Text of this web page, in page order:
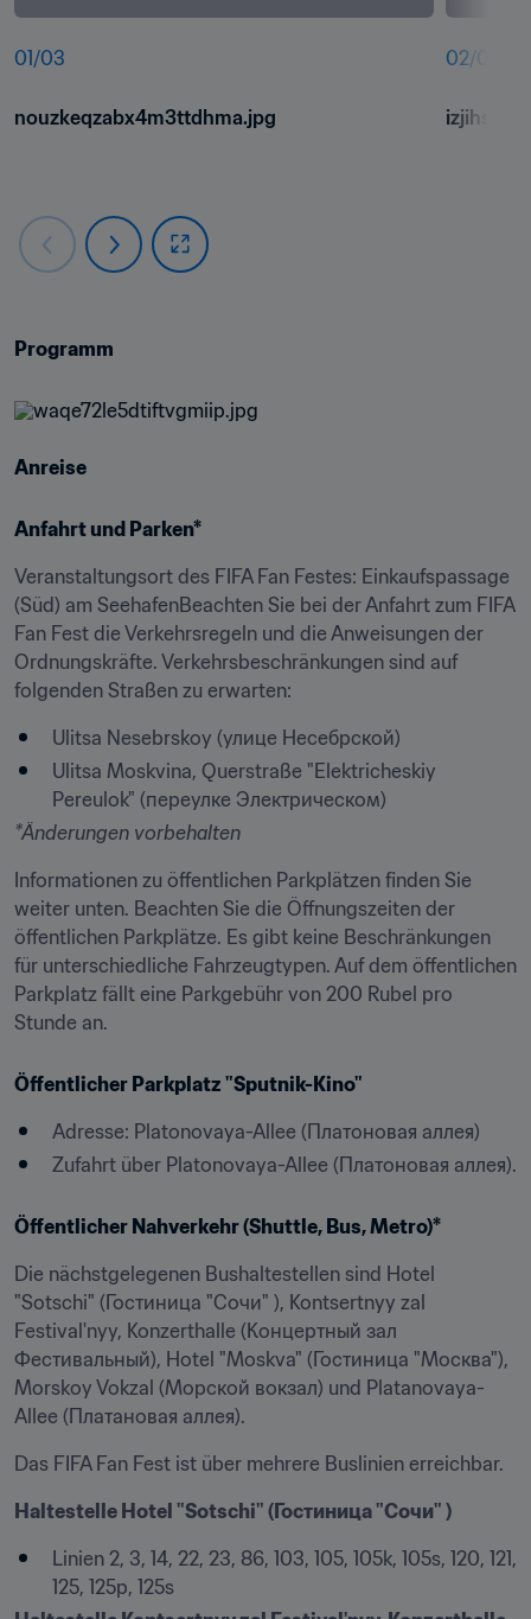
01 /03
nouzkeqzabx4m3ttdhma.jpg
02/03
Programm
Anreise
Anfahrt und Parken*
Veranstaltungsort des FIFA Fan Festes: Einkaufspassage
(Süd) am SeehafenBeachten Sie bei der Anfahrt zum FIFA
Fan Fest die Verkehrsregeln und die Anweisungen der
Ordnungskräfte. Verkehrsbeschränkungen sind auf
folgenden Straßen zu erwarten:
Ulitsa Nesebrskoy (улице Несебрской)
Ulitsa Moskvina, Querstraße "Elektricheskiy
Pereulok" (переулке Электрическом)
*Änderungen vorbehalten
Informationen zu öffentlichen Parkplätzen finden Sie
weiter unten. Beachten Sie die Öffnungszeiten der
öffentlichen Parkplätze. Es gibt keine Beschränkungen
für unterschiedliche Fahrzeugtypen. Auf dem öffentlichen
Parkplatz fällt eine Parkgebühr von 200 Rubel pro
Stunde an.
Öffentlicher Parkplatz "Sputnik-Kino"
Adresse: Platonovaya-Allee (Платоновая аллея)
Zufahrt über Platonovaya-Allee (Платоновая аллея).
Öffentlicher Nahverkehr (Shuttle, Bus, Metro)*
Die nächstgelegenen Bushaltestellen sind Hotel
"Sotschi" (Гостиница "Сочи" ), Kontsertnyy zal
Festival'nyy, Konzerthalle (Концертный зал
Фестивальный), Hotel "Moskva" (Гостиница "Москва"),
Morskoy Vokzal (Морской вокзал) und Platanovaya-
Allee (Платановая аллея).
Das FIFA Fan Fest ist über mehrere Buslinien erreichbar.
Haltestelle Hotel "Sotschi" (Гостиница "Сочи" )
Linien 2, 3, 14, 22, 23, 86, 103, 105, 105k, 105s, 120, 121,
125, 125p, 125s